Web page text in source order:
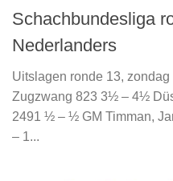
Schachbundesliga
Nederlanders
Uitslagen ronde 13,
Zugzwang 823 3½ – 4½
2491 ½ – ½ GM Timman,
– 1...